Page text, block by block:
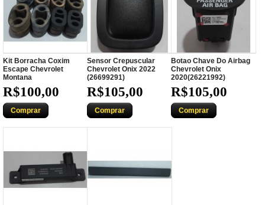
Kit Borracha Coxim
Escape Chevrolet
Montana
R$100,00
Comprar
Sensor Crepuscular
Chevrolet Onix 2022
(26699291)
R$105,00
Comprar
Botao Chave Do Airbag
Chevrolet Onix
2020(26221992)
R$105,00
Comprar